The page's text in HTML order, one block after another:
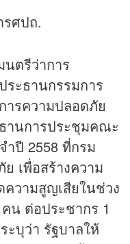
ศปถ.
นตรีว่าการ
ระธานกรรมการ
ารความปลอดภัย
านการประชุมคณะ
ำปี 2558 ที่กรม
เพื่อสร้างความ
วามสูญเสียในช่วง
น ต่อประชากร 1
บุว่า รัฐบาลให้